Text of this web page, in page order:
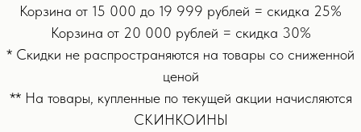
кровообращения, что, в свою очередь, помогает
и токсины из тканей, что уменьшает отечность и делает
Корзина от 15 000 до 19 999 рублей = скидка 25%
Корзина от 20 000 рублей = скидка 30%
* Скидки не распространяются на товары со сниженной
ценой
** На товары, купленные по текущей акции начисляются
СКИНКОИНЫ